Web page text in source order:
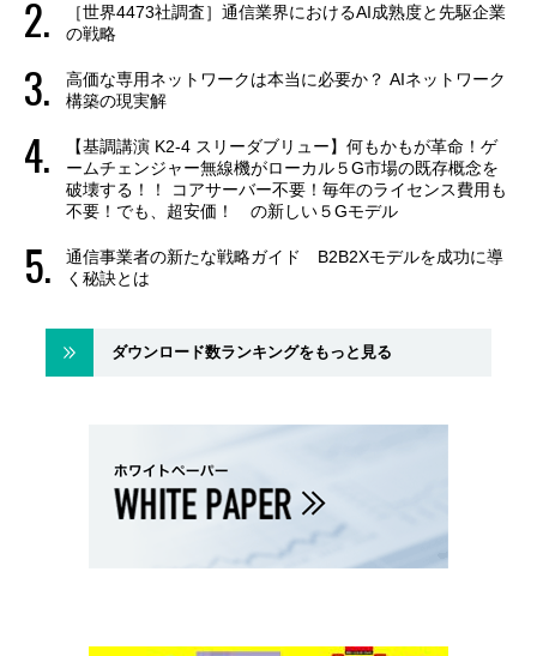
［世界4473社調査］通信業界におけるAI成熟度と先駆企業
の戦略
高価な専用ネットワークは本当に必要か？ AIネットワーク
構築の現実解
【基調講演 K2-4 スリーダブリュー】何もかもが革命！ゲ
ームチェンジャー無線機がローカル５G市場の既存概念を
破壊する！！ コアサーバー不要！毎年のライセンス費用も
不要！でも、超安価！ の新しい５Gモデル
通信事業者の新たな戦略ガイド B2B2Xモデルを成功に導
く秘訣とは
ダウンロード数ランキングをもっと見る